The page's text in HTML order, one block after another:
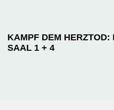
KAMPF DEM HERZTOD:
SAAL 1 + 4